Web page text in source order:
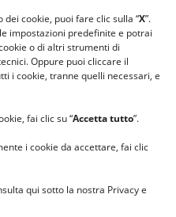
cookie, puoi fare clic sulla “X”.
impostazioni predefinite e potrai
o di altri strumenti di
Oppure puoi cliccare il
i cookie, tranne quelli necessari, e
fai clic su “Accetta tutto”.
i cookie da accettare, fai clic
qui sotto la nostra Privacy e